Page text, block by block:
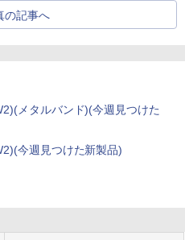
の記事へ
メタルバンド)(今週見つけた
今週見つけた新製品)